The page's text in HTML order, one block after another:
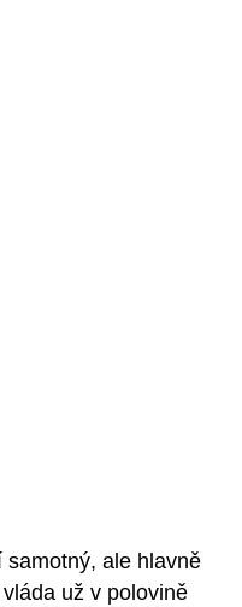
ale hlavně
už v polovině